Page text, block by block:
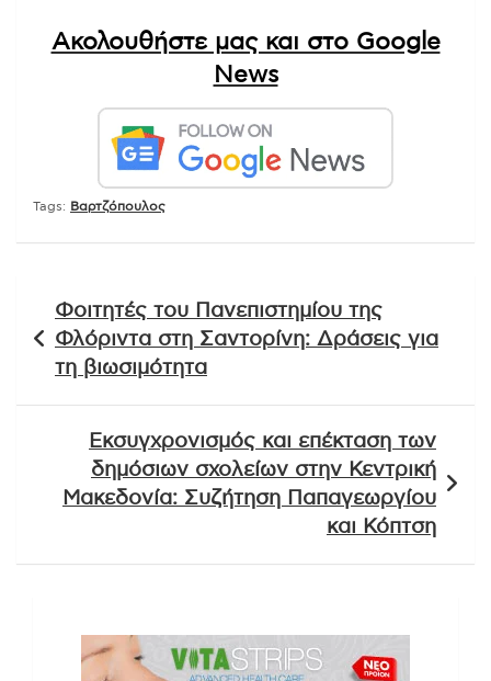
Ακολουθήστε μας και στο Google
News
Tags: Βαρτζόπουλος
άρθρων
Φοιτητές του Πανεπιστημίου της
Φλόριντα στη Σαντορίνη: Δράσεις για
τη βιωσιμότητα
Εκσυγχρονισμός και επέκταση των
δημόσιων σχολείων στην Κεντρική
Μακεδονία: Συζήτηση Παπαγεωργίου
και Κόπτση